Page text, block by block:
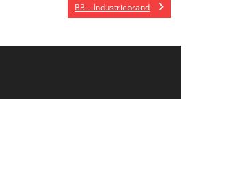
B3 – Industriebrand